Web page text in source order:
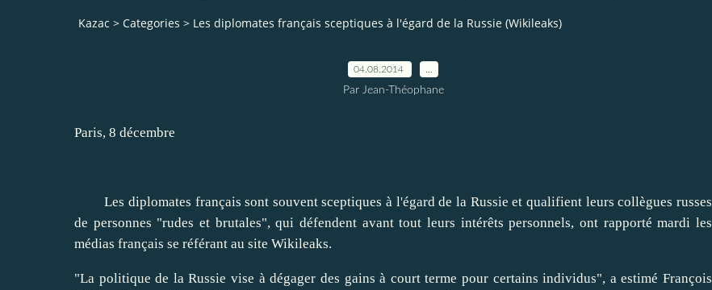
Kazac > Categories > Les diplomates français sceptiques à l'égard de la Russie (Wikileaks)
04.08.2014
Par Jean-Théophane
Paris, 8 décembre
Les diplomates français sont souvent sceptiques à l'égard de la Russie et qualifient leurs collègues russes
de personnes "rudes et brutales", qui défendent avant tout leurs intérêts personnels, ont rapporté mardi les
médias français se référant au site Wikileaks.
"La politique de la Russie vise à dégager des gains à court terme pour certains individus", a estimé François